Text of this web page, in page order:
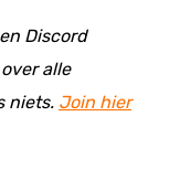
Discord
alle
niets. Join hier